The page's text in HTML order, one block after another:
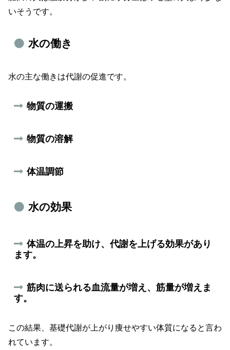
いそうです。
水の働き
水の主な働きは代謝の促進です。
物質の運搬
物質の溶解
体温調節
水の効果
体温の上昇を助け、代謝を上げる効果があり
ます。
筋肉に送られる血流量が増え、筋量が増えま
す。
この結果、基礎代謝が上がり痩せやすい体質になると言わ
れています。